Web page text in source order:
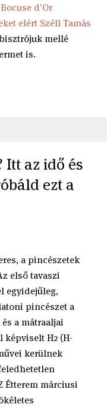
d’Or
elért Széll Tamás
mellé
is.
az idő és
ezt a
a pincészetek
első tavaszi
egyidejűleg,
pincészet a
a mátraaljai
képviselt H2 (H-
kerülnek
Étterem márciusi